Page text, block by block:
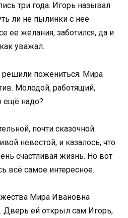
три года. Игорь называл
ли не пылинки с неё
ее желания, заботился, да и
уважал.
пожениться. Мира
Молодой, работящий,
ещё надо?
почти сказочной.
невестой, и казалось, что
счастливая жизнь. Но вот
всё самое интересное.
Мира Ивановна
Дверь ей открыл сам Игорь,